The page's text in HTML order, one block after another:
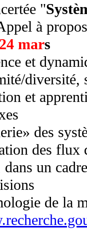
"
à
mars
et
diversité,
et
des
des flux
dans un
de la